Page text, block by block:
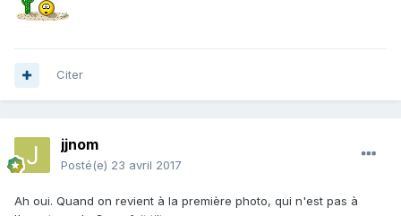
Citer
jjnom
Posté(e) 23 avril 2017
Ah oui. Quand on revient à la première photo, qui n'est pas à